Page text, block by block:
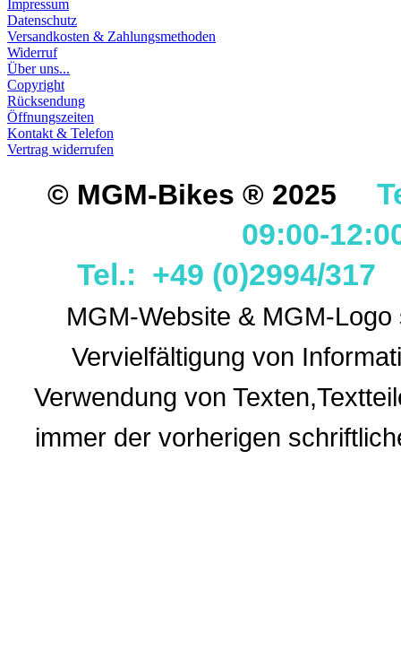
Impressum
Datenschutz
Versandkosten & Zahlungsmethoden
Widerruf
Über uns...
Copyright
Rücksendung
Öffnungszeiten
Kontakt & Telefon
Vertrag widerrufen
© MGM-Bikes ® 2025
09:00-
Tel.: +49 (0)2994/
MGM-Website & MGM-
Vervielfältigung von
Verwendung von
immer der vorherigen